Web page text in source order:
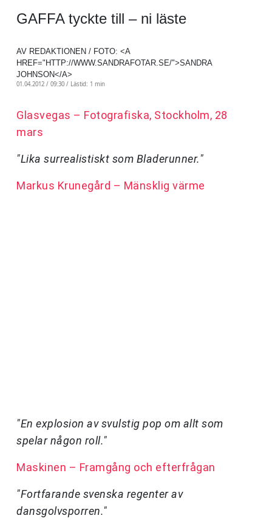
GAFFA tyckte till – ni läste
AV REDAKTIONEN / FOTO: <A
HREF="HTTP://WWW.SANDRAFOTAR.SE/">SANDRA
JOHNSON</A>
01.04.2012 / 09:30 / Lästid: 1 min
Glasvegas – Fotografiska, Stockholm, 28
mars
"Lika surrealistiskt som Bladerunner."
Markus Krunegård – Mänsklig värme
"En explosion av svulstig pop om allt som
spelar någon roll."
Maskinen – Framgång och efterfrågan
"Fortfarande svenska regenter av
dansgolvsporren."